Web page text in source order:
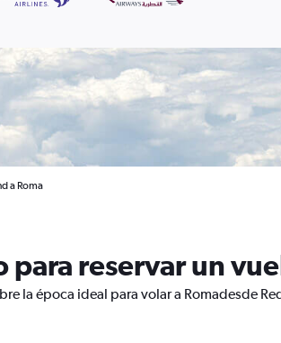
a Roma
reservar un
la época ideal para volar a Romadesde